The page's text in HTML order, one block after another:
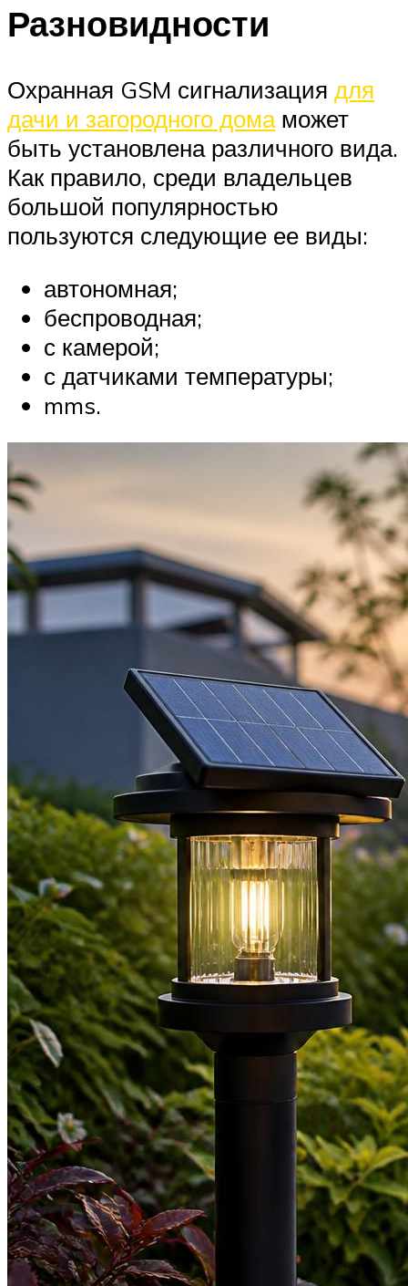
Разновидности
Охранная GSM сигнализация для
дачи и загородного домаможет
быть установлена различного вида.
Как правило, среди владельцев
большой популярностью
пользуются следующие ее виды:
автономная;
беспроводная;
с камерой;
с датчиками температуры;
mms.